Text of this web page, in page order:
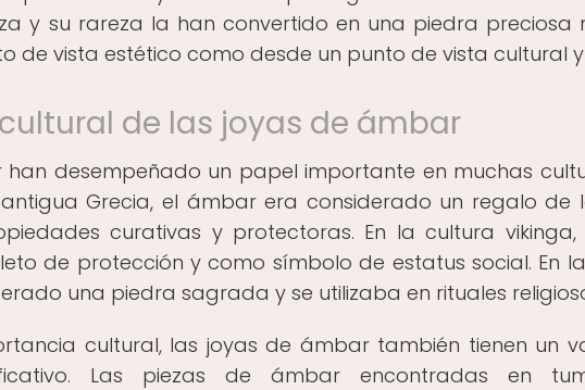
y su rareza la han convertido en una piedra preciosa
de vista estético como desde un punto de vista cultural
de las joyas de ámbar
han desempeñado un papel importante en muchas
Grecia, el ámbar era considerado un regalo de
curativas y protectoras. En la cultura
de protección y como símbolo de estatus social. En
una piedra sagrada y se utilizaba en rituales
cultural, las joyas de ámbar también tienen un
Las piezas de ámbar encontradas en